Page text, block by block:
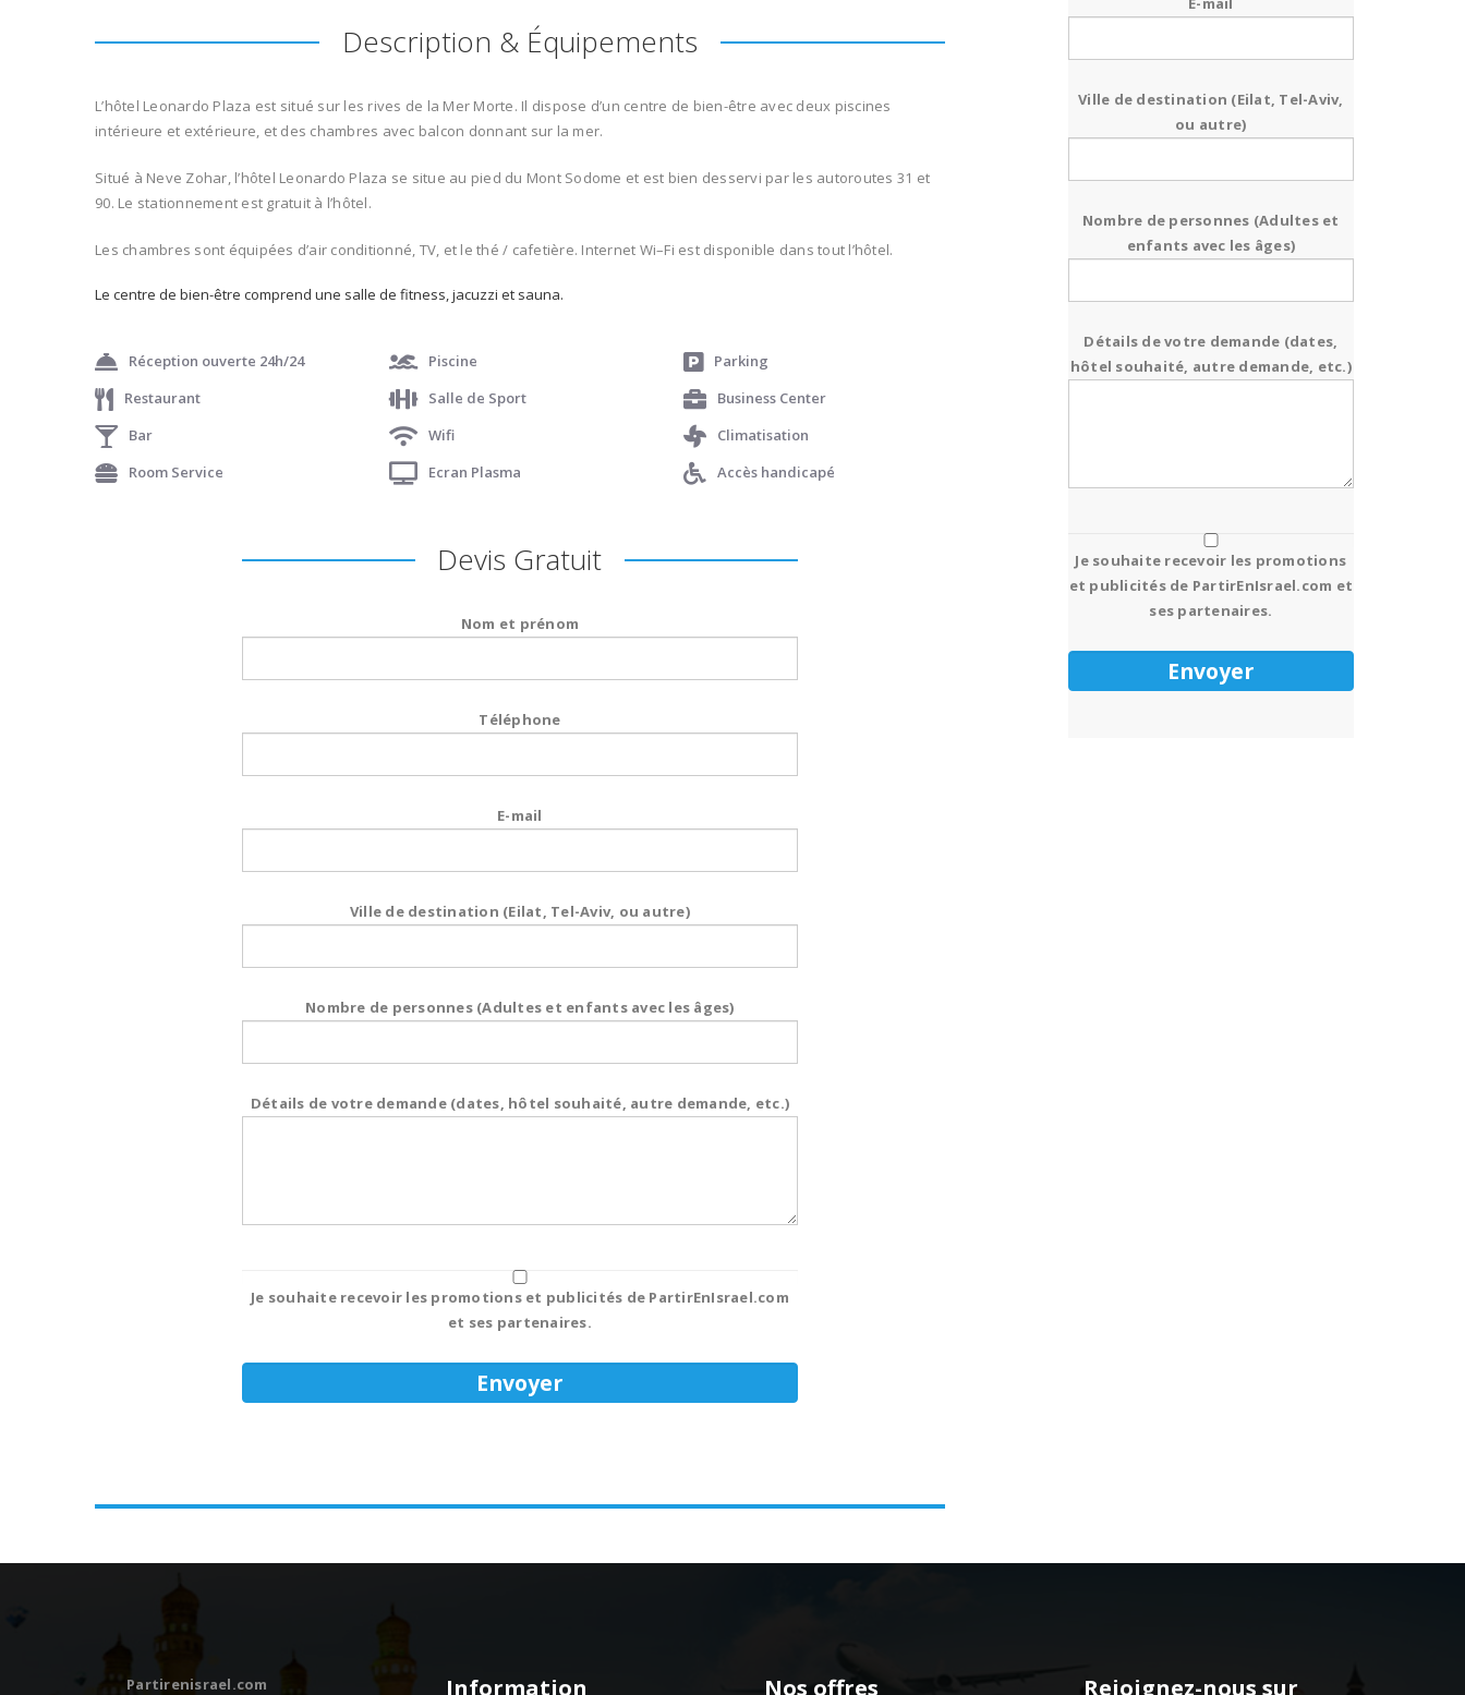
Description & Équipements
L’hôtel Leonardo Plaza est situé sur les rives de la Mer Morte. Il dispose d’un centre de bien-être avec deux piscines
intérieure et extérieure, et des chambres avec balcon donnant sur la mer.
Situé à Neve Zohar, l’hôtel Leonardo Plaza se situe au pied du Mont Sodome et est bien desservi par les autoroutes 31 et
90. Le stationnement est gratuit à l’hôtel.
Les chambres sont équipées d’air conditionné, TV, et le thé / cafetière. Internet Wi–Fi est disponible dans tout l’hôtel.
Le centre de bien-être comprend une salle de fitness,jacuzzi et sauna.
Réception ouverte 24h/24
Restaurant
Bar
Room Service
Piscine
Salle de Sport
Wifi
Ecran Plasma
Parking
Business Center
Climatisation
Accès handicapé
Devis Gratuit
Nom et prénom
Téléphone
E-mail
Ville de destination (Eilat, Tel-Aviv, ou autre)
Nombre de personnes (Adultes et enfants avec les âges)
Détails de votre demande (dates, hôtel souhaité, autre demande, etc.)
Je souhaite recevoir les promotions et publicités de PartirEnIsrael.com
et ses partenaires.
Ville de destination (Eilat, Tel-Aviv,
ou autre)
Nombre de personnes (Adultes et
enfants avec les âges)
Détails de votre demande (dates,
hôtel souhaité, autre demande, etc.)
Je souhaite recevoir les promotions
et publicités de PartirEnIsrael.com et
ses partenaires.
Partirenisrael.com Information Nos offres Rejoignez-nous sur